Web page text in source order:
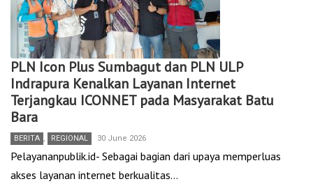
PLN Icon Plus Sumbagut dan PLN ULP
Indrapura Kenalkan Layanan Internet
Terjangkau ICONNET pada Masyarakat Batu
Bara
BERITA , REGIONAL 30 June 2026
Pelayananpublik.id- Sebagai bagian dari upaya memperluas
akses layanan internet berkualitas…